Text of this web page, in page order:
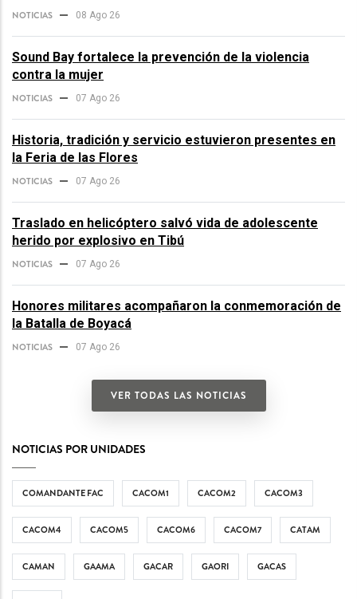
NOTICIAS 08 Ago 26
Sound Bay fortalece la prevención de la violencia
contra la mujer
NOTICIAS 07 Ago 26
Historia, tradición y servicio estuvieron presentes en
la Feria de las Flores
NOTICIAS 07 Ago 26
Traslado en helicóptero salvó vida de adolescente
herido por explosivo en Tibú
NOTICIAS 07 Ago 26
Honores militares acompañaron la conmemoración de
la Batalla de Boyacá
NOTICIAS 07 Ago 26
VER TODAS LAS NOTICIAS
NOTICIAS POR UNIDADES
COMANDANTE FAC CACOM1 CACOM2 CACOM3
CACOM4 CACOM5 CACOM6 CACOM7 CATAM
CAMAN GAAMA GACAR GAORI GACAS